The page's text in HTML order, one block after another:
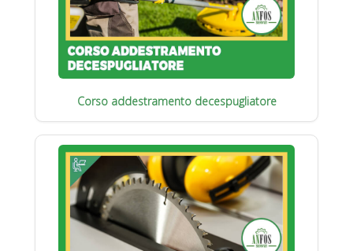
Corso addestramento decespugliatore